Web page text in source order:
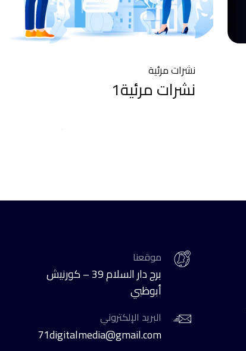
نشرات مرئية
نشرات مرئية1
موقعنا
برج دار السلام 39 – كورنيش
أبوظبي
البريد الإلكتروني
71digitalmedia@gmail.com